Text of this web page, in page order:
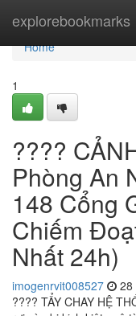
explorebookmarks
Home
Home
1
????
Phòng An
148 Cổng
Chiếm
Nhất 24h)
imogenrvit008527 28
???? TẨY CHAY HỆ